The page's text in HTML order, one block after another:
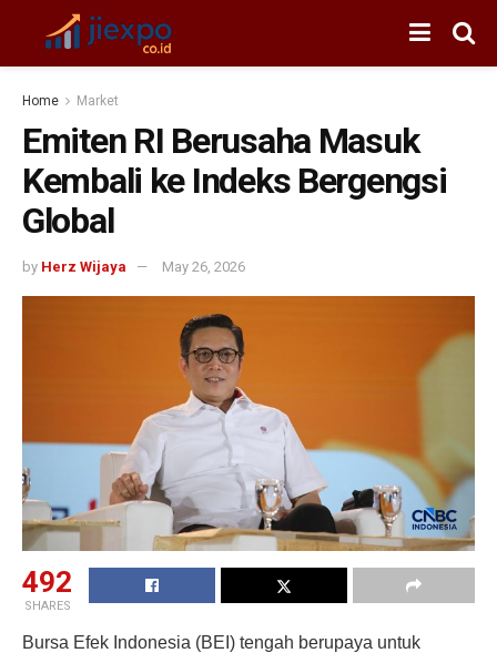
Home Market
Emiten RI Berusaha Masuk
Kembali ke Indeks Bergengsi
Global
by Herz Wijaya May 26, 2026
492
SHARES
Bursa Efek Indonesia (BEI) tengah berupaya untuk